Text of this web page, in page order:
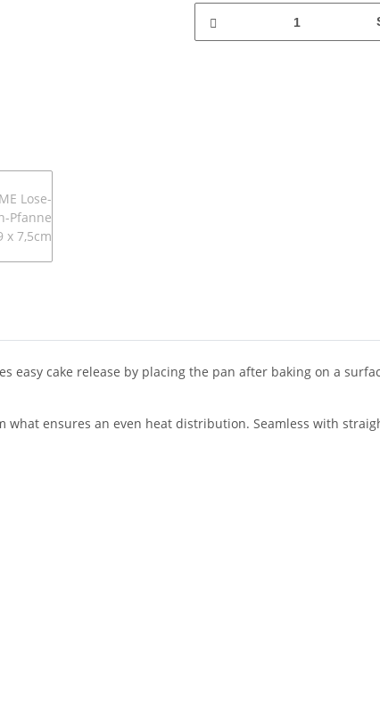
easy cake release by placing the pan after baking on a
ensures an even heat distribution. Seamless with